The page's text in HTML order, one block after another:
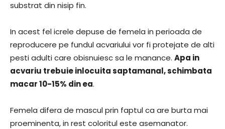
substrat din nisip fin.
In acest fel icrele depuse de femela in perioada de
reproducere pe fundul acvariului vor fi protejate de alti
pesti adulti care obisnuiesc sa le manance. Apa in
acvariu trebuie inlocuita saptamanal, schimbata
macar 10-15% din ea.
Femela difera de mascul prin faptul ca are burta mai
proeminenta, in rest coloritul este asemanator.